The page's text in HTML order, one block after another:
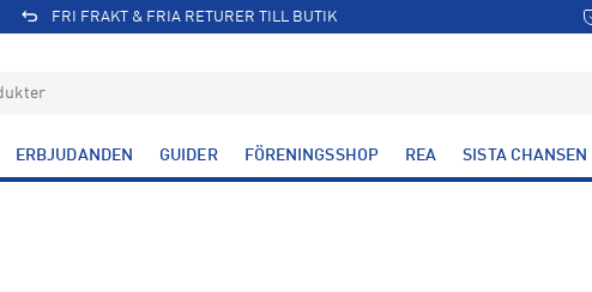
FRI FRAKT & FRIA RETURER TILL BUTIK
ERBJUDANDEN GUIDER FÖRENINGSSHOP REA SISTA CHANSEN